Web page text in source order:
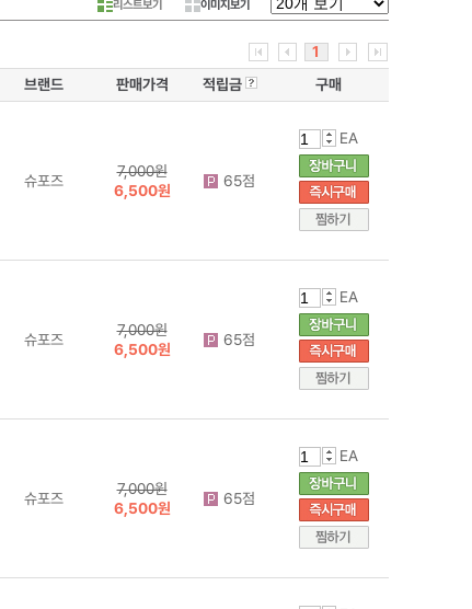
리스트보기 이미지보기
1
브랜드 판매가격 적립금 구매
슈포즈
7,000원
6,500원
65점
EA
슈포즈
7,000원
6,500원
65점
EA
슈포즈
7,000원
6,500원
65점
EA